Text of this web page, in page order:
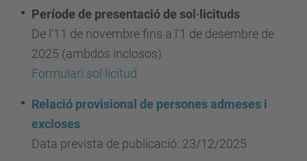
Període de presentació de sol·licituds
De l'11 de novembre fins a l'1 de desembre de
2025 (ambdós inclosos)
Formulari sol·licitud
Relació provisional de persones admeses i
excloses
Data prevista de publicació: 23/12/2025